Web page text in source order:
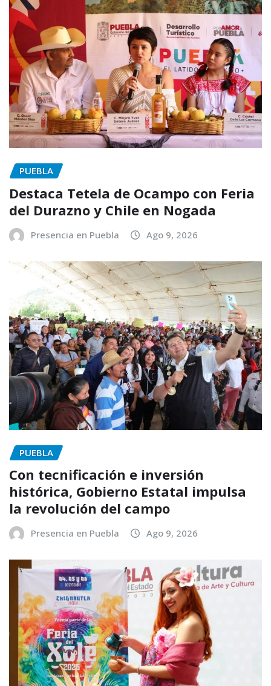
PUEBLA
Destaca Tetela de Ocampo con Feria
del Durazno y Chile en Nogada
Presencia en Puebla Ago 9, 2026
PUEBLA
Con tecnificación e inversión
histórica, Gobierno Estatal impulsa
la revolución del campo
Presencia en Puebla Ago 9, 2026